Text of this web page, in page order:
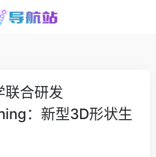
联合研发
：新型3D形状生